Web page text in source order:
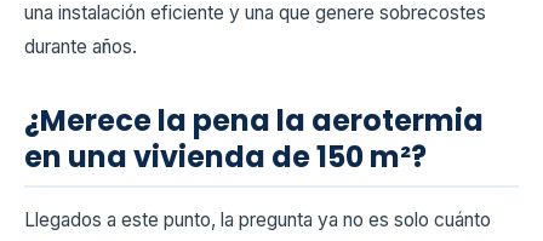
una instalación eficiente y una que genere sobrecostes
durante años.
¿Merece la pena la aerotermia
en una vivienda de 150 m²?
Llegados a este punto, la pregunta ya no es solo cuánto